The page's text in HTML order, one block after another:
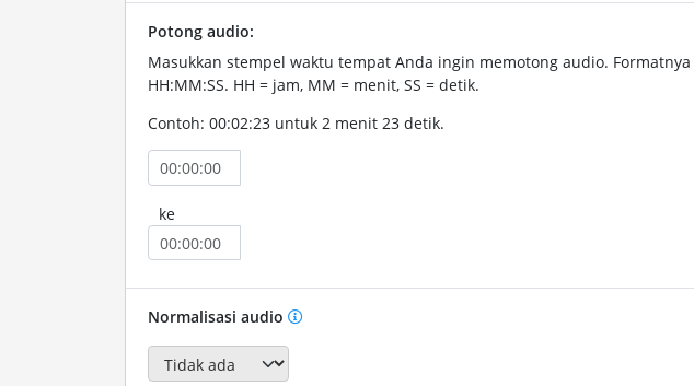
Potong audio:
Masukkan stempel waktu tempat Anda ingin memotong audio. Formatnya
HH:MM:SS. HH = jam, MM = menit, SS = detik.
Contoh: 00:02:23 untuk 2 menit 23 detik.
ke
Normalisasi audio